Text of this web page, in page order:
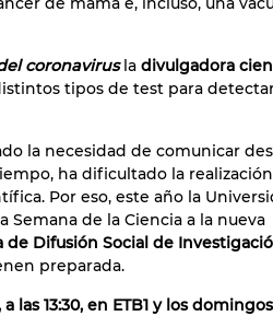
coronavirusla divulgadora
tipos de test para
la necesidad de comunicar
ha dificultado la
Por eso, este año la
Semana de la Ciencia a la nueva
Difusión Social de
preparada.
las 13:30, en ETB1 y los